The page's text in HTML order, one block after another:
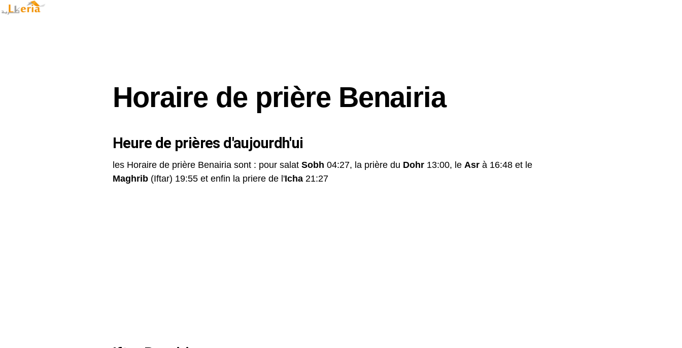
Horaire de prière Benairia
Heure de prières d'aujourdh'ui
les Horaire de prière Benairia sont : pour salat Sobh 04:27, la prière du Dohr 13:00, le Asr à 16:48 et le
Maghrib (Iftar) 19:55 et enfin la priere de l'Icha 21:27